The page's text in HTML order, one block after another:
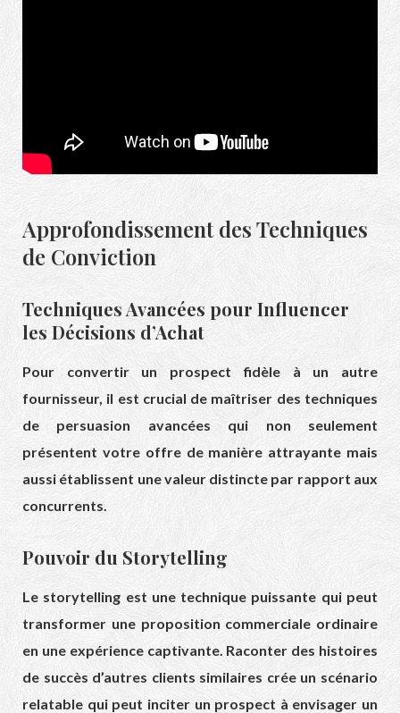
Approfondissement des Techniques
de Conviction
Techniques Avancées pour Influencer
les Décisions d’Achat
Pour convertir un prospect fidèle à un autre
fournisseur, il est crucial de maîtriser des techniques
de persuasion avancées qui non seulement
présentent votre offre de manière attrayante mais
aussi établissent une valeur distincte par rapport aux
concurrents.
Pouvoir du Storytelling
Le storytelling est une technique puissante qui peut
transformer une proposition commerciale ordinaire
en une expérience captivante. Raconter des histoires
de succès d’autres clients similaires crée un scénario
relatable qui peut inciter un prospect à envisager un